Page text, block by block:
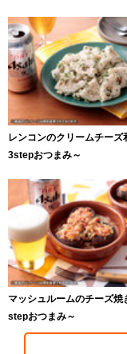
レンコンのクリームチーズ
3stepおつまみ～
マッシュルームのチーズ焼
stepおつまみ～